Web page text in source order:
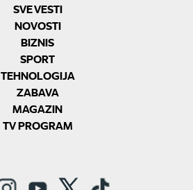
SVE VESTI
NOVOSTI
BIZNIS
SPORT
TEHNOLOGIJA
ZABAVA
MAGAZIN
TV PROGRAM